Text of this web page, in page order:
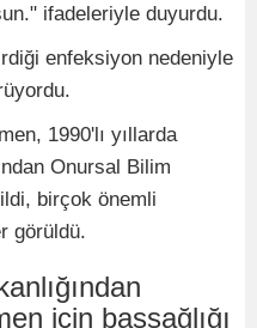
ifadeleriyle duyurdu.
enfeksiyon nedeniyle
1990'lı yıllarda
Onursal Bilim
birçok önemli
görüldü.
için başsağlığı